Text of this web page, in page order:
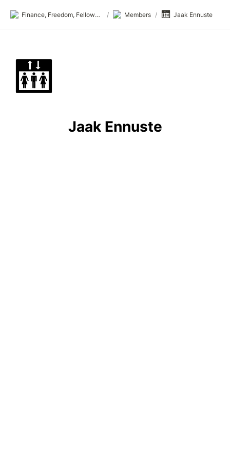
Finance, Freedom, Fellows: fff.club / Members / 🛗 Jaak Ennuste
🛗
Jaak Ennuste